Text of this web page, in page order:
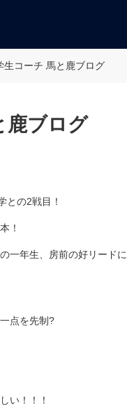
生コーチ 馬と鹿ブログ
鹿ブログ
との2戦目！
！
一年生、房前の好リード
点を先制?
い！！！